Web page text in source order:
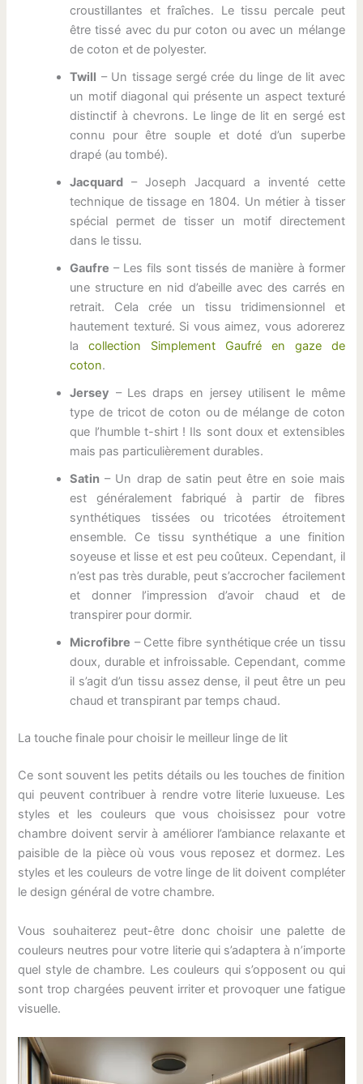
croustillantes et fraîches. Le tissu percale peut
être tissé avec du pur coton ou avec un mélange
de coton et de polyester.
Twill – Un tissage sergé crée du linge de lit avec
un motif diagonal qui présente un aspect texturé
distinctif à chevrons. Le linge de lit en sergé est
connu pour être souple et doté d’un superbe
drapé (au tombé).
Jacquard – Joseph Jacquard a inventé cette
technique de tissage en 1804. Un métier à tisser
spécial permet de tisser un motif directement
dans le tissu.
Gaufre – Les fils sont tissés de manière à former
une structure en nid d’abeille avec des carrés en
retrait. Cela crée un tissu tridimensionnel et
hautement texturé. Si vous aimez, vous adorerez
lacollection Simplement Gaufré en gaze de
coton.
Jersey – Les draps en jersey utilisent le même
type de tricot de coton ou de mélange de coton
que l’humble t-shirt ! Ils sont doux et extensibles
mais pas particulièrement durables.
Satin – Un drap de satin peut être en soie mais
est généralement fabriqué à partir de fibres
synthétiques tissées ou tricotées étroitement
ensemble. Ce tissu synthétique a une finition
soyeuse et lisse et est peu coûteux. Cependant, il
n’est pas très durable, peut s’accrocher facilement
et donner l’impression d’avoir chaud et de
transpirer pour dormir.
Microfibre – Cette fibre synthétique crée un tissu
doux, durable et infroissable. Cependant, comme
il s’agit d’un tissu assez dense, il peut être un peu
chaud et transpirant par temps chaud.
La touche finale pour choisir le meilleur linge de lit
Ce sont souvent les petits détails ou les touches de finition
qui peuvent contribuer à rendre votre literie luxueuse. Les
styles et les couleurs que vous choisissez pour votre
chambre doivent servir à améliorer l’ambiance relaxante et
paisible de la pièce où vous vous reposez et dormez. Les
styles et les couleurs de votre linge de lit doivent compléter
le design général de votre chambre.
Vous souhaiterez peut-être donc choisir une palette de
couleurs neutres pour votre literie qui s’adaptera à n’importe
quel style de chambre. Les couleurs qui s’opposent ou qui
sont trop chargées peuvent irriter et provoquer une fatigue
visuelle.